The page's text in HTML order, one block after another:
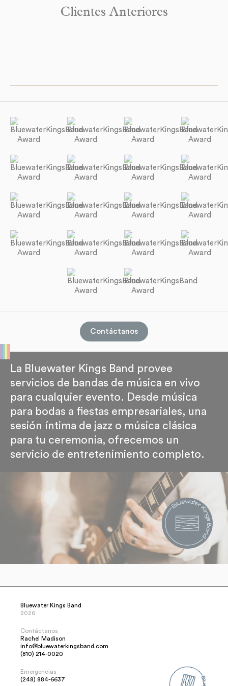
See more DatesClientes Anteriores
Contáctanos
La Bluewater Kings Band provee
servicios de bandas de música en vivo
para cualquier evento. Desde música
para bodas a fiestas empresariales, una
sesión íntima de jazz o música clásica
para tu ceremonia, ofrecemos un
servicio de entretenimiento completo.
Bluewater Kings Band
2026
Contáctanos
Rachel Madison
info@bluewaterkingsband.com
(810) 214-0020
Emergencias
(248) 884-6637